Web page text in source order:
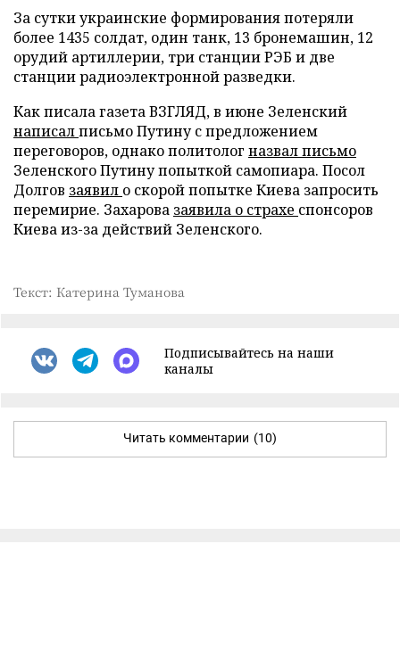
За сутки украинские формирования потеряли
более 1435 солдат, один танк, 13 бронемашин, 12
орудий артиллерии, три станции РЭБ и две
станции радиоэлектронной разведки.
Как писала газета ВЗГЛЯД, в июне Зеленский
написалписьмо Путину с предложением
переговоров, однако политолог назвал письмо
Зеленского Путину попыткой самопиара. Посол
Долгов заявил о скорой попытке Киева запросить
перемирие. Захарова заявила о страхе спонсоров
Киева из-за действий Зеленского.
Текст: Катерина Туманова
Подписывайтесь на наши
каналы
Читать комментарии (10)